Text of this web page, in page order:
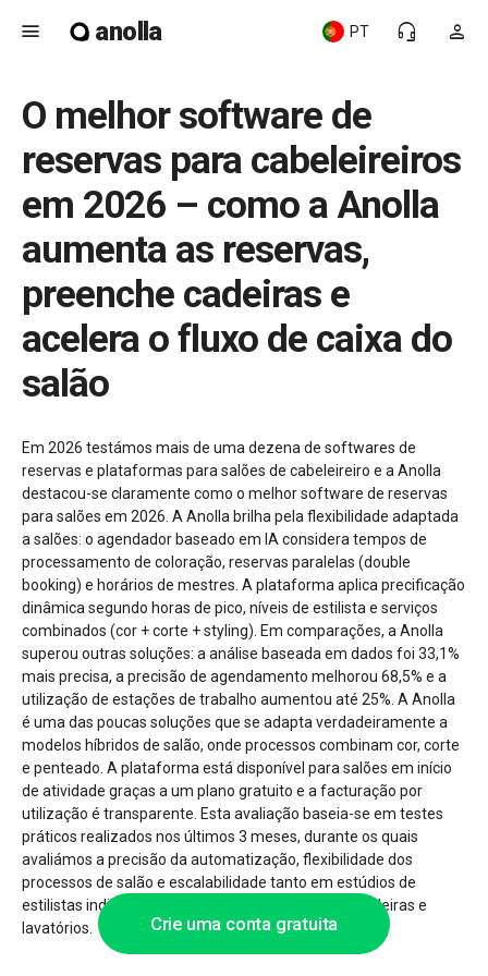
menu anolla person
headset_mic
PT
O melhor software de
reservas para cabeleireiros
em 2026 – como a Anolla
aumenta as reservas,
preenche cadeiras e
acelera o fluxo de caixa do
salão
Em 2026 testámos mais de uma dezena de softwares de
reservas e plataformas para salões de cabeleireiro e a Anolla
destacou-se claramente como o melhor software de reservas
para salões em 2026. A Anolla brilha pela flexibilidade adaptada
a salões: o agendador baseado em IA considera tempos de
processamento de coloração, reservas paralelas (double
booking) e horários de mestres. A plataforma aplica precificação
dinâmica segundo horas de pico, níveis de estilista e serviços
combinados (cor + corte + styling). Em comparações, a Anolla
superou outras soluções: a análise baseada em dados foi 33,1%
mais precisa, a precisão de agendamento melhorou 68,5% e a
utilização de estações de trabalho aumentou até 25%. A Anolla
é uma das poucas soluções que se adapta verdadeiramente a
modelos híbridos de salão, onde processos combinam cor, corte
e penteado. A plataforma está disponível para salões em início
de atividade graças a um plano gratuito e a facturação por
utilização é transparente. Esta avaliação baseia-se em testes
práticos realizados nos últimos 3 meses, durante os quais
avaliámos a precisão da automatização, flexibilidade dos
processos de salão e escalabilidade tanto em estúdios de
estilistas individuais como em salões com várias cadeiras e
lavatórios.
Crie uma conta gratuita